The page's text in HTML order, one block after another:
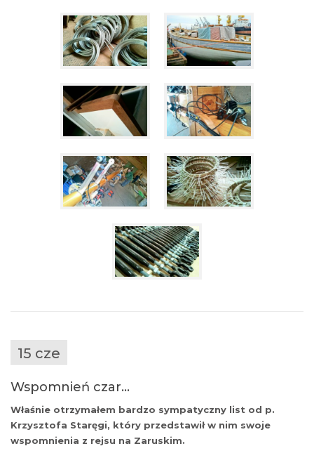
15 cze
Wspomnień czar…
Właśnie otrzymałem bardzo sympatyczny list od p.
Krzysztofa Staręgi, który przedstawił w nim swoje
wspomnienia z rejsu na Zaruskim.